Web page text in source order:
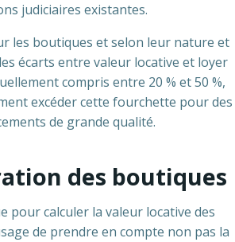
judiciaires existantes.
les boutiques et selon leur nature et
écarts entre valeur locative et loyer
compris entre 20 % et 50 %,
excéder cette fourchette pour des
de grande qualité.
des boutiques
pour calculer la valeur locative des
de prendre en compte non pas la